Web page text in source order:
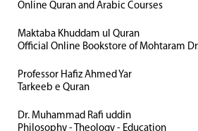
Online Quran and Arabic Courses
Maktaba Khuddam ul Quran
Official Online Bookstore of Mohtaram
Professor Hafiz Ahmed Yar
Tarkeeb e Quran
Dr. Muhammad Rafi uddin
Philosophy - Theology - Education